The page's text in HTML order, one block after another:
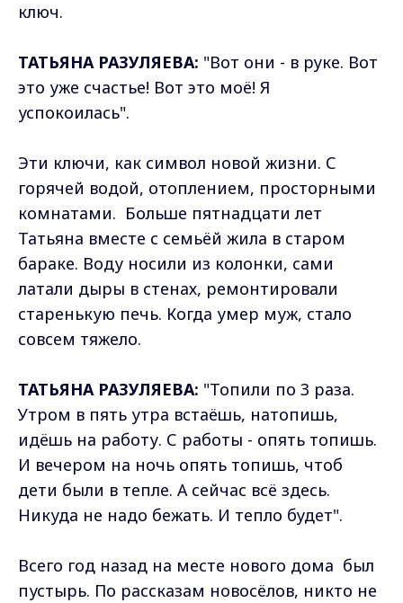
ключ.
ТАТЬЯНА РАЗУЛЯЕВА: "Вот они - в руке. Вот
это уже счастье! Вот это моё! Я
успокоилась".
Эти ключи, как символ новой жизни. С
горячей водой, отоплением, просторными
комнатами. Больше пятнадцати лет
Татьяна вместе с семьёй жила в старом
бараке. Воду носили из колонки, сами
латали дыры в стенах, ремонтировали
старенькую печь. Когда умер муж, стало
совсем тяжело.
ТАТЬЯНА РАЗУЛЯЕВА: "Топили по 3 раза.
Утром в пять утра встаёшь, натопишь,
идёшь на работу. С работы - опять топишь.
И вечером на ночь опять топишь, чтоб
дети были в тепле. А сейчас всё здесь.
Никуда не надо бежать. И тепло будет".
Всего год назад на месте нового дома был
пустырь. По рассказам новосёлов, никто не